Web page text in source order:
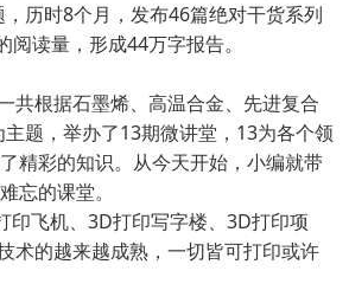
历时8个月，发布46篇绝对干货系列
读量，形成44万字报告。
共根据石墨烯、高温合金、先进复合
题，举办了13期微讲堂，13为各个领
精彩的知识。从今天开始，小编就带
忘的课堂。
印飞机、3D打印写字楼、3D打印项
术的越来越成熟，一切皆可打印或许